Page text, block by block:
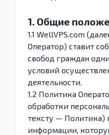
1. Общие
1.1 WellVPS.com
Оператор) ставит
свобод граждан
условий
деятельности.
1.2 Политика
обработки
тексту — Политика)
информации,